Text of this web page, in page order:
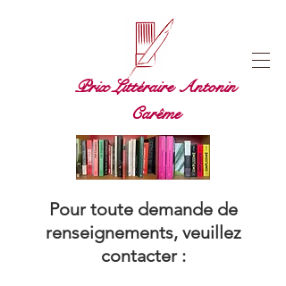
Prix Littéraire Antonin
Carême
Pour toute demande de
renseignements, veuillez
contacter :